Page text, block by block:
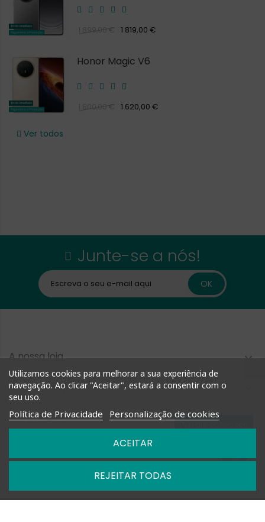
1 899,00 € 1 819,00 €
Honor Magic V6
1 800,00 € 1 620,00 €
Ver todos
Utilizamos cookies para melhorar a sua experiência de
navegação. Ao clicar "Aceitar", estará a consentir com o
seu uso.
Política de Privacidade Personalização de cookies
REJEITAR TODAS
ACEITAR
Junte-se a nós!
A nossa loja 
Compra Rápida
Informação